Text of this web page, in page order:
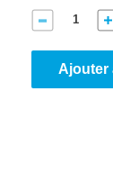
Ajouter